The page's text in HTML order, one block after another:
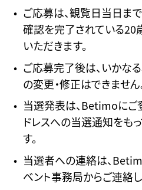
ご応募は、観覧日当日ま
確認を完了されている20
いただきます。
ご応募完了後は、いかな
の変更・修正はできません
当選発表は、Betimoに
ドレスへの当選通知をも
す。
当選者への連絡は、
ベント事務局からご連絡し